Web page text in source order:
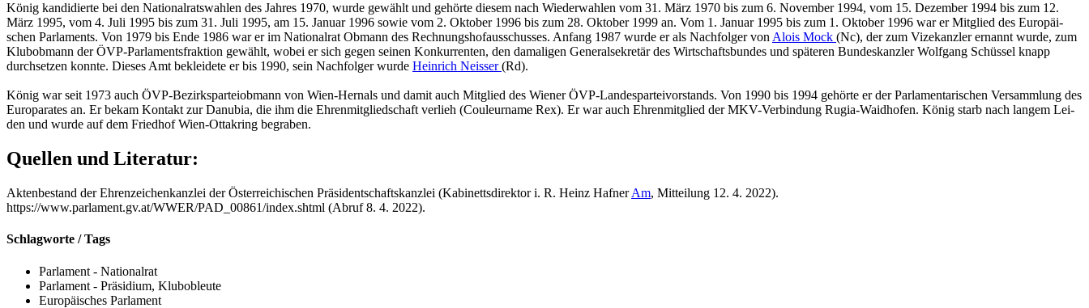
König kan­di­dier­te bei den Na­tio­nal­rats­wah­len des Jah­res 1970, wurde ge­wählt und ge­hör­te die­sem nach Wie­der­wah­len vom 31. März 1970 bis zum 6. No­vem­ber 1994, vom 15. De­zem­ber 1994 bis zum 12.
März 1995, vom 4. Juli 1995 bis zum 31. Juli 1995, am 15. Ja­nu­ar 1996 sowie vom 2. Ok­to­ber 1996 bis zum 28. Ok­to­ber 1999 an. Vom 1. Ja­nu­ar 1995 bis zum 1. Ok­to­ber 1996 war er Mit­glied des Eu­ro­päi­
schen Par­la­ments. Von 1979 bis Ende 1986 war er im Na­tio­nal­rat Ob­mann des Rech­nungs­hof­aus­schus­ses. An­fang 1987 wurde er als Nach­fol­ger von Alois Mock (Nc), der zum Vi­ze­kanz­ler er­nannt wurde, zum
Klub­ob­mann der ÖVP-Par­la­ments­frak­ti­on ge­wählt, wobei er sich gegen sei­nen Kon­kur­ren­ten, den da­ma­li­gen Ge­ne­ral­se­kre­tär des Wirt­schafts­bun­des und spä­te­ren Bun­des­kanz­ler Wolf­gang Schüs­sel knapp
durch­set­zen konn­te. Die­ses Amt be­klei­de­te er bis 1990, sein Nach­fol­ger wurde Hein­rich Neis­ser(Rd).
König war seit 1973 auch ÖVP-Be­zirks­par­tei­ob­mann von Wien-Her­nals und damit auch Mit­glied des Wie­ner ÖVP-Lan­des­par­tei­vor­stands. Von 1990 bis 1994 ge­hör­te er der Par­la­men­ta­ri­schen Ver­samm­lung des
Eu­ro­pa­ra­tes an. Er bekam Kon­takt zur Da­nu­bia, die ihm die Eh­ren­mit­glied­schaft ver­lieh (Cou­leur­na­me Rex). Er war auch Eh­ren­mit­glied der MKV-Ver­bin­dung Rugia-Waid­ho­fen. König starb nach lan­gem Lei­
den und wurde auf dem Fried­hof Wien-Ot­ta­kring be­gra­ben.
Quellen und Literatur:
Aktenbestand der Ehrenzeichenkanzlei der Österreichischen Präsidentschaftskanzlei (Kabinettsdirektor i. R. Heinz HafnerAm, Mitteilung 12. 4. 2022).
https://www.parlament.gv.at/WWER/PAD_00861/index.shtml (Abruf 8. 4. 2022).
Schlagworte / Tags
Parlament - Nationalrat
Parlament - Präsidium, Klubobleute
Europäisches Parlament